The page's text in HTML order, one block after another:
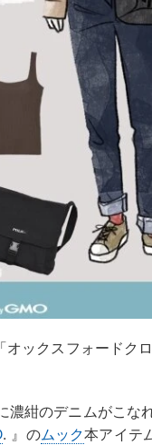
「オックスフォードク
濃紺のデニムがこな
. 』のムック本アイテ